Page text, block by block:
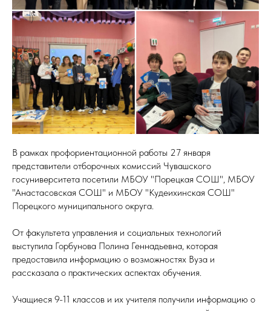
В рамках профориентационной работы 27 января
представители отборочных комиссий Чувашского
госуниверситета посетили МБОУ "Порецкая СОШ", МБОУ
"Анастасовская СОШ" и МБОУ "Кудеихинская СОШ"
Порецкого муниципального округа.
От факультета управления и социальных технологий
выступила Горбунова Полина Геннадьевна, которая
предоставила информацию о возможностях Вуза и
рассказала о практических аспектах обучения.
Учащиеся 9-11 классов и их учителя получили информацию о